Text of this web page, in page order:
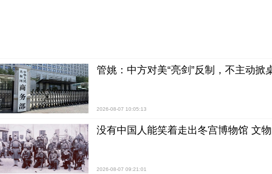
管姚：中方对美“亮剑”反制，不主动掀
2026-08-07 10:05:13
没有中国人能笑着走出冬宫博物馆 文
2026-08-07 09:21:01